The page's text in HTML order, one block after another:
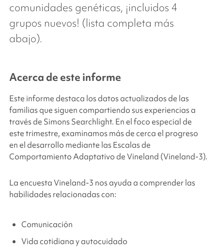
comunidades genéticas, ¡incluidos 4
grupos nuevos! (lista completa más
abajo).
Acerca de este informe
Este informe destaca los datos actualizados de las
familias que siguen compartiendo sus experiencias a
través de Simons Searchlight. En el foco especial de
este trimestre, examinamos más de cerca el progreso
en el desarrollo mediante las Escalas de
Comportamiento Adaptativo de Vineland (Vineland-3).
La encuesta Vineland-3 nos ayuda a comprender las
habilidades relacionadas con:
Comunicación
Vida cotidiana y autocuidado